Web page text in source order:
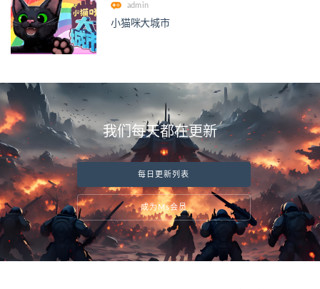
admin
小猫咪大城市
我们每天都在更新
每日更新列表
成为Ms会员